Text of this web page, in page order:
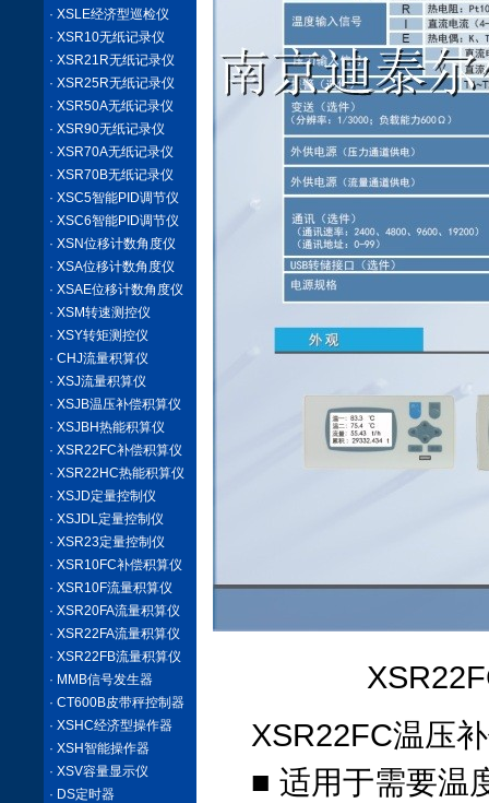
· XSLE经济型巡检仪
· XSR10无纸记录仪
· XSR21R无纸记录仪
· XSR25R无纸记录仪
· XSR50A无纸记录仪
· XSR90无纸记录仪
· XSR70A无纸记录仪
· XSR70B无纸记录仪
· XSC5智能PID调节仪
· XSC6智能PID调节仪
· XSN位移计数角度仪
· XSA位移计数角度仪
· XSAE位移计数角度仪
· XSM转速测控仪
· XSY转矩测控仪
· CHJ流量积算仪
· XSJ流量积算仪
· XSJB温压补偿积算仪
· XSJBH热能积算仪
· XSR22FC补偿积算仪
· XSR22HC热能积算仪
· XSJD定量控制仪
· XSJDL定量控制仪
· XSR23定量控制仪
· XSR10FC补偿积算仪
· XSR10F流量积算仪
· XSR20FA流量积算仪
· XSR22FA流量积算仪
· XSR22FB流量积算仪
· MMB信号发生器
· CT600B皮带秤控制器
· XSHC经济型操作器
· XSH智能操作器
· XSV容量显示仪
· DS定时器
XSR22FC温压
■ 适用于需要温